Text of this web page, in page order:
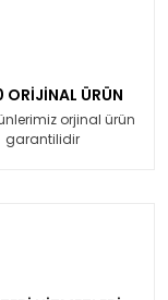
ORİJİNAL ÜRÜN
orjinal ürün
garantilidir